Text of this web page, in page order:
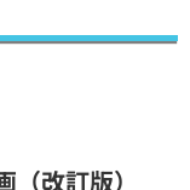
改訂版）